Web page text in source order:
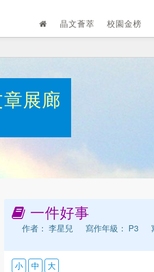
晶文薈萃 校園金榜
展廊
一件好事
作者： 李星兒 寫作年級： P3
小 中 大